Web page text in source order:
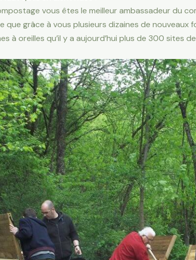
vous êtes le meilleur ambassadeur du
grâce à vous plusieurs dizaines de nouveaux
à oreilles qu’il y a aujourd’hui plus de 300 sites